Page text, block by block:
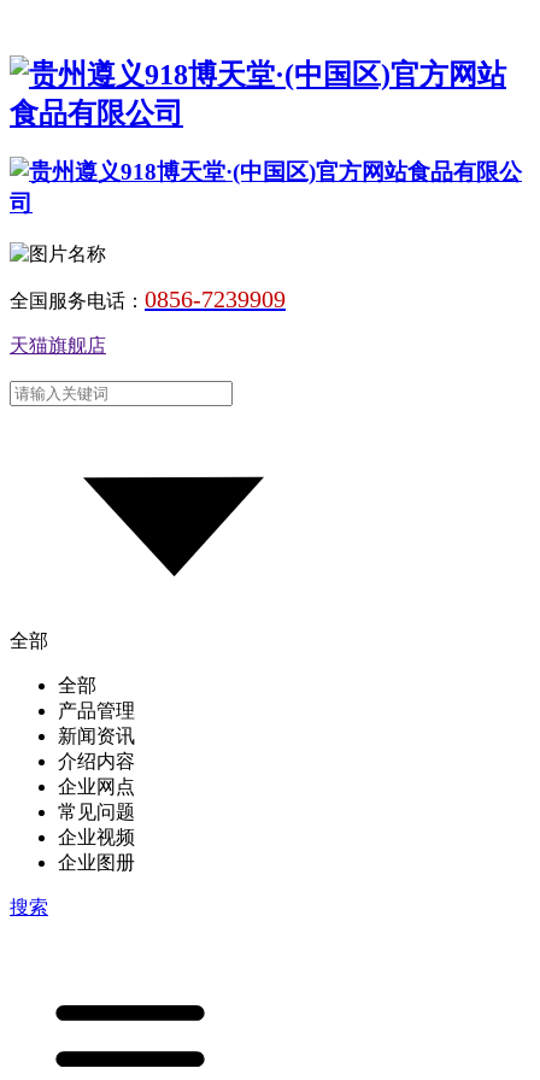
全国服务电话： 0856-7239909
天猫旗舰店
全部
全部
产品管理
新闻资讯
介绍内容
企业网点
常见问题
企业视频
企业图册
搜索